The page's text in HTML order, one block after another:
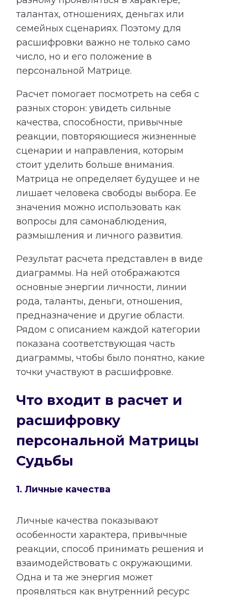
талантах, отношениях, деньгах или
семейных сценариях. Поэтому для
расшифровки важно не только само
число, но и его положение в
персональной Матрице.
Расчет помогает посмотреть на себя с
разных сторон: увидеть сильные
качества, способности, привычные
реакции, повторяющиеся жизненные
сценарии и направления, которым
стоит уделить больше внимания.
Матрица не определяет будущее и не
лишает человека свободы выбора. Ее
значения можно использовать как
вопросы для самонаблюдения,
размышления и личного развития.
Результат расчета представлен в виде
диаграммы. На ней отображаются
основные энергии личности, линии
рода, таланты, деньги, отношения,
предназначение и другие области.
Рядом с описанием каждой категории
показана соответствующая часть
диаграммы, чтобы было понятно, какие
точки участвуют в расшифровке.
Что входит в расчет и
расшифровку
персональной Матрицы
Судьбы
1. Личные качества
Личные качества показывают
особенности характера, привычные
реакции, способ принимать решения и
взаимодействовать с окружающими.
Одна и та же энергия может
проявляться как внутренний ресурс